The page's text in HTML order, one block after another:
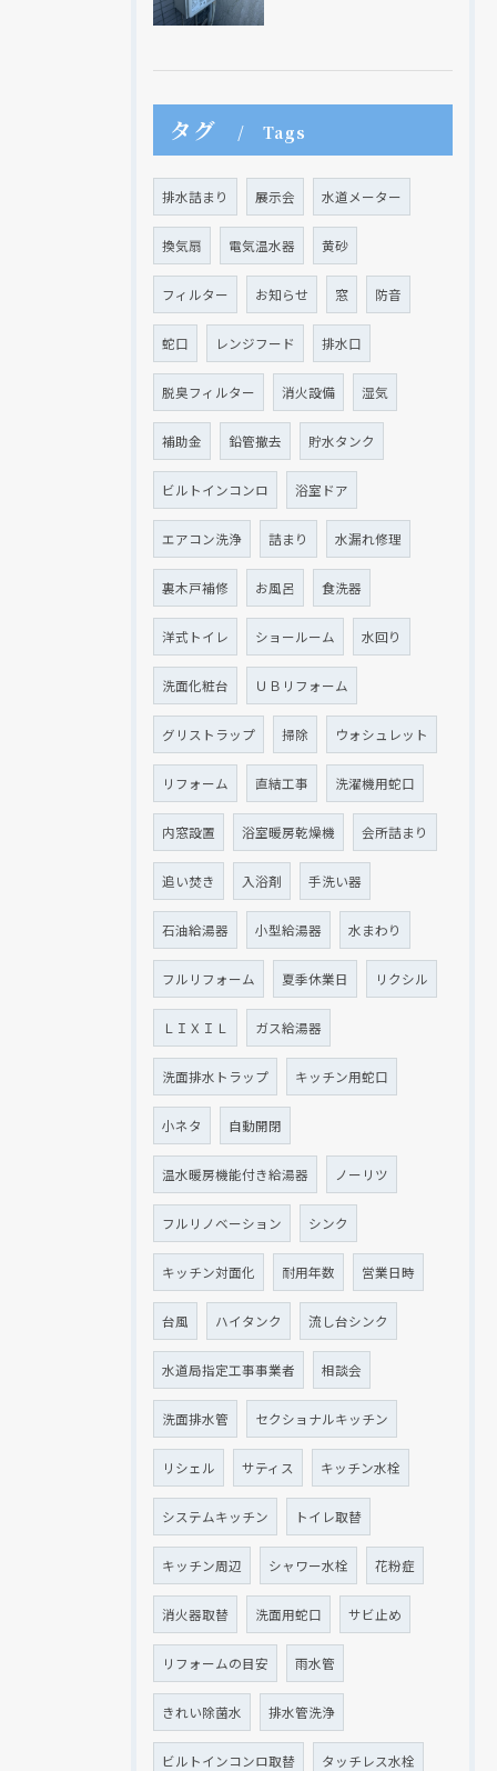
タグ Tags
排水詰まり 展示会 水道メーター
換気扇 電気温水器 黄砂
フィルター お知らせ 窓 防音
蛇口 レンジフード 排水口
脱臭フィルター 消火設備 湿気
補助金 鉛管撤去 貯水タンク
ビルトインコンロ 浴室ドア
エアコン洗浄 詰まり 水漏れ修理
裏木戸補修 お風呂 食洗器
洋式トイレ ショールーム 水回り
洗面化粧台 ＵＢリフォーム
グリストラップ 掃除 ウォシュレット
リフォーム 直結工事 洗濯機用蛇口
内窓設置 浴室暖房乾燥機 会所詰まり
追い焚き 入浴剤 手洗い器
石油給湯器 小型給湯器 水まわり
フルリフォーム 夏季休業日 リクシル
ＬＩＸＩＬ ガス給湯器
洗面排水トラップ キッチン用蛇口
小ネタ 自動開閉
温水暖房機能付き給湯器 ノーリツ
フルリノベーション シンク
キッチン対面化 耐用年数 営業日時
台風 ハイタンク 流し台シンク
水道局指定工事事業者 相談会
洗面排水管 セクショナルキッチン
リシェル サティス キッチン水栓
システムキッチン トイレ取替
キッチン周辺 シャワー水栓 花粉症
消火器取替 洗面用蛇口 サビ止め
リフォームの目安 雨水管
きれい除菌水 排水管洗浄
ビルトインコンロ取替 タッチレス水栓